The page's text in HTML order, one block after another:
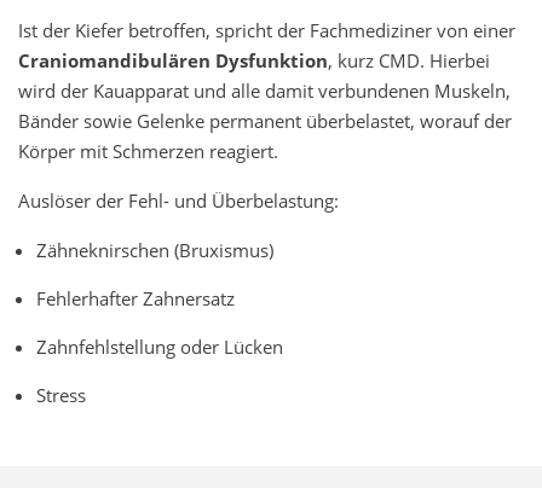
Ist der Kiefer betroffen, spricht der Fachmediziner von einer
Craniomandibulären Dysfunktion, kurz CMD. Hierbei
wird der Kauapparat und alle damit verbundenen Muskeln,
Bänder sowie Gelenke permanent überbelastet, worauf der
Körper mit Schmerzen reagiert.
Auslöser der Fehl- und Überbelastung:
Zähneknirschen (Bruxismus)
Fehlerhafter Zahnersatz
Zahnfehlstellung oder Lücken
Stress